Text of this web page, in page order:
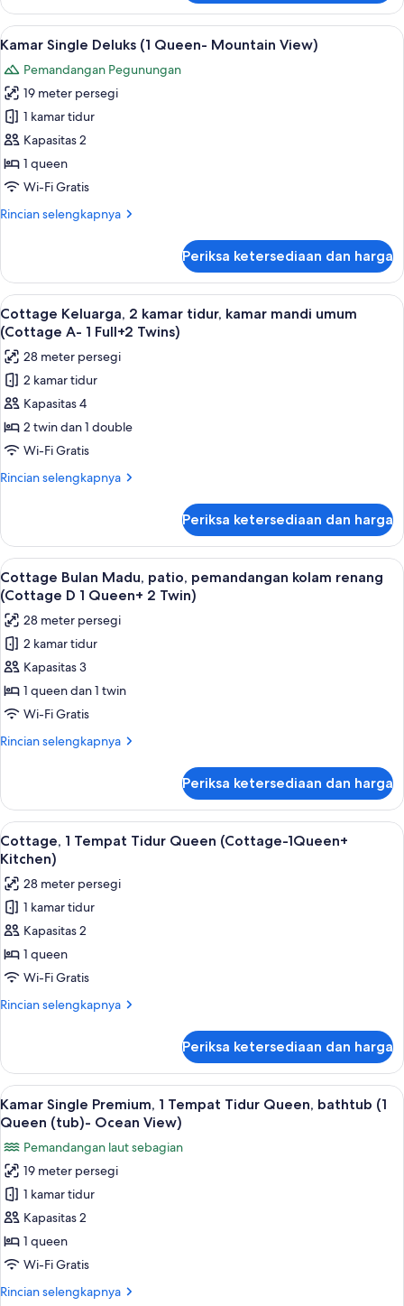
(1
King-
Ocean
View)
Kamar
Premium,
1
Tidur
King,
pemandangan
laut
sebagian
(1
King-
Ocean
Lihat
semua
foto
untuk
Kamar
Single
Deluks
(1
Mountain
Setrika/meja setrika, Wi-Fi gratis, dan
7
Kamar Single Deluks (1 Queen- Mountain View)
Pemandangan Pegunungan
19 meter persegi
1 kamar tidur
Kapasitas 2
1 queen
Wi-Fi Gratis
Rincian selengkapnya
Rincian
Kamar
Single
Deluks
(1
Queen-
Mountain
View)
Periksa ketersediaan dan harga
Lihat
semua
foto
untuk
Cottage
Keluarga,
2
kamar
tidur,
umum
(Cottage
A-
1
Full+2
Twins)
Cottage Keluarga, 2 kamar tidur,
4
Cottage Keluarga, 2 kamar tidur, kamar mandi umum
(Cottage A- 1 Full+2 Twins)
28 meter persegi
2 kamar tidur
Kapasitas 4
2 twin dan 1 double
Wi-Fi Gratis
Rincian selengkapnya
Rincian
Cottage
Keluarga,
2
kamar
tidur,
kamar
mandi
umum
(Cottage
A-
Full+2
Twins)
Periksa ketersediaan dan harga
Lihat
semua
foto
untuk
Cottage
Bulan
Madu,
patio,
pemandangan
(Cottage
D
1
Queen+
2
Twin)
Cottage Bulan Madu, patio,
3
Cottage Bulan Madu, patio, pemandangan kolam renang
(Cottage D 1 Queen+ 2 Twin)
28 meter persegi
2 kamar tidur
Kapasitas 3
1 queen dan 1 twin
Wi-Fi Gratis
Rincian selengkapnya
Rincian
Cottage
Bulan
Madu,
patio,
pemandangan
kolam
renang
(Cottage
D
Twin)
Periksa ketersediaan dan harga
Lihat
semua
foto
untuk
Cottage,
1
Tempat
Tidur
Queen
(Cottage-
Kitchen)
Cottage, 1 Tempat Tidur Queen
3
Cottage, 1 Tempat Tidur Queen (Cottage-1Queen+
Kitchen)
28 meter persegi
1 kamar tidur
Kapasitas 2
1 queen
Wi-Fi Gratis
Rincian selengkapnya
Rincian
Cottage,
Tempat
Tidur
(Cottage-
1Queen+
Kitchen)
Periksa ketersediaan dan harga
Lihat
semua
untuk
Kamar
Single
Premium,
1
Tempat
Kamar Single Premium, 1 Tempat
3
Kamar Single Premium, 1 Tempat Tidur Queen, bathtub (1
Queen (tub)- Ocean View)
Pemandangan laut sebagian
19 meter persegi
1 kamar tidur
Kapasitas 2
1 queen
Wi-Fi Gratis
Rincian selengkapnya
Rincian